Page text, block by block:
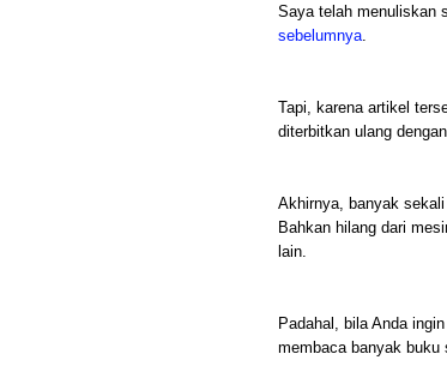
Saya telah menuliskan
sebelumnya.
Tapi, karena artikel
diterbitkan ulang
Akhirnya, banyak
Bahkan hilang dari
lain.
Padahal, bila Anda
membaca banyak buku